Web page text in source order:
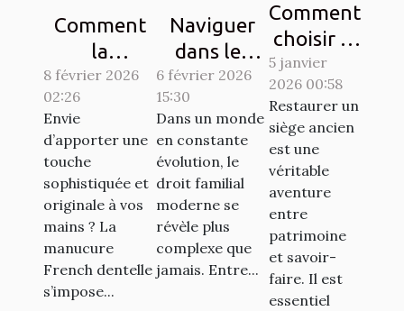
Comment
la
manucure
French
dentelle
transforme-
t-elle votre
style ?
8 février 2026
02:26
Envie
d’apporter une
touche
sophistiquée et
originale à vos
mains ? La
manucure
French dentelle
s’impose...
Naviguer
dans les
complexités
du droit
familial
moderne
6 février 2026
15:30
Dans un monde
en constante
évolution, le
droit familial
moderne se
révèle plus
complexe que
jamais. Entre...
Comment
choisir le
bon
artisan
pour
restaurer
vos
sièges
anciens ?
5 janvier
2026 00:58
Restaurer un
siège ancien
est une
véritable
aventure
entre
patrimoine
et savoir-
faire. Il est
essentiel